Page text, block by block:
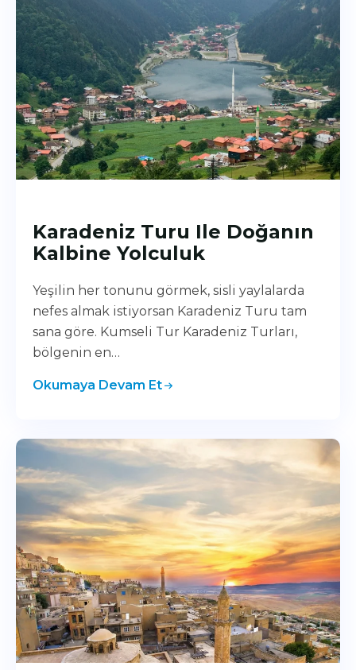
Karadeniz Turu Ile Doğanın
Kalbine Yolculuk
Yeşilin her tonunu görmek, sisli yaylalarda
nefes almak istiyorsan Karadeniz Turu tam
sana göre. Kumseli Tur Karadeniz Turları,
bölgenin en…
Okumaya Devam Et